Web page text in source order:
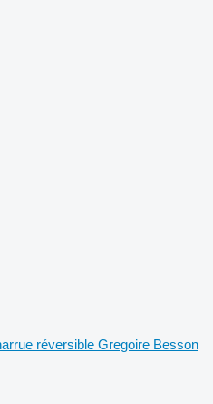
réversible Gregoire Besson